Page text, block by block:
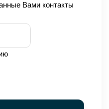
Вами контакты